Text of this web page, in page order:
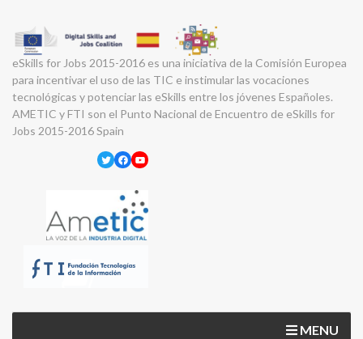
eSkills for Jobs 2015-2016 es una iniciativa de la Comisión Europea
para incentivar el uso de las TIC e instimular las vocaciones
tecnológicas y potenciar las eSkills entre los jóvenes Españoles.
AMETIC y FTI son el Punto Nacional de Encuentro de eSkills for
Jobs 2015-2016 Spain
Twitter
Facebook
YouTube
MENU